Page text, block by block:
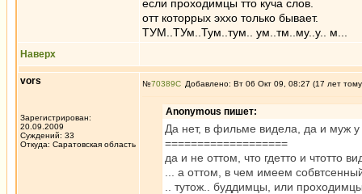
если проходимцы тто куча слов.
отт которрых эххо только бывает.
ТУМ..ТУм..Тум..тум.. ум..тм..му..у.. м...
Наверх
vors
Зарегистрирован:
20.09.2009
Суждений: 33
Откуда: Саратовская область
№70389 Добавлено: Вт 06 Окт 09, 08:27 (17 лет
Anonymous пишет:
Да нет, в фильме видела, да и муж у
===================
да и не оттом, что гдетто и чтотто
... а оттом, в чем имеем
.. тутож.. буддимцы, или